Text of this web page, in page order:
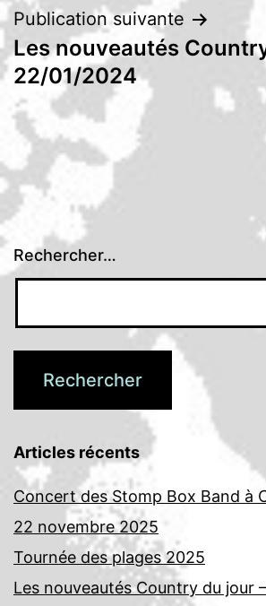
Publication suivante
Les nouveautés
22/01/2024
Rechercher…
Articles récents
Concert des Stomp Box Band à
22 novembre 2025
Tournée des plages 2025
Les nouveautés Country du jour